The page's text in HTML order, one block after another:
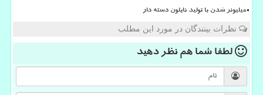
میلیونر شدن با تولید نایلون دسته دار
نظرات بینندگان در مورد این مطلب
لطفا شما همنظر دهید